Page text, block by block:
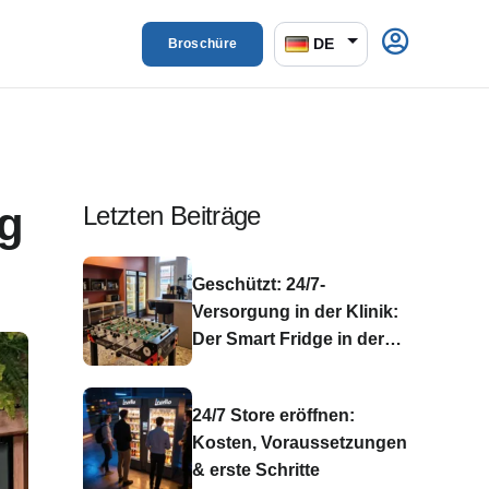
Broschüre DE
Letzten Beiträge
Geschützt: 24/7-
Versorgung in der Klinik:
Der Smart Fridge in der
24/7 Store eröffnen:
Kosten, Voraussetzungen
& erste Schritte